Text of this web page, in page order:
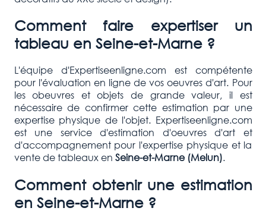
Comment faire expertiser un
tableau en Seine-et-Marne?
L'équipe d'Expertiseenligne.com est compétente
pour l'évaluation en ligne de vos oeuvres d'art. Pour
les obeuvres et objets de grande valeur, il est
nécessaire de confirmer cette estimation par une
expertise physique de l'objet. Expertiseenligne.com
est une service d'estimation d'oeuvres d'art et
d'accompagnement pour l'expertise physique et la
vente de tableaux en Seine-et-Marne(Melun).
Comment obtenir une estimation
en Seine-et-Marne?